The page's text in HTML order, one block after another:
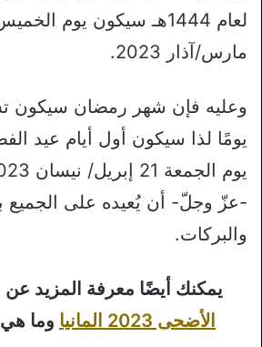
مارس/آذار 2023.
وعليه فإن شهر رمضان سيكون
يومًا لذا سيكون أول أيام عيد
-عزّ وجلّ- أن يُعيده على الجميع
والبركات.
يمكنك أيضًا معرفة المزيد
الأضحى 2023 المانيا
وما هي